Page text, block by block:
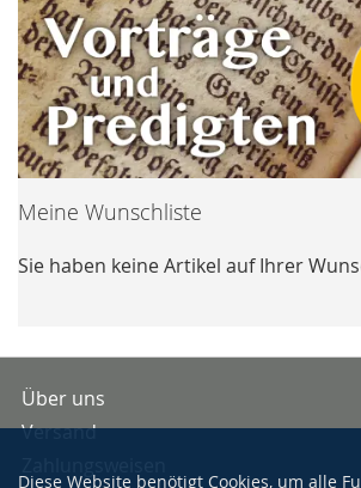
Meine Wunschliste
Sie haben keine Artikel auf Ihrer
Über uns
Versand
Diese Website benötigt Cookies, um alle